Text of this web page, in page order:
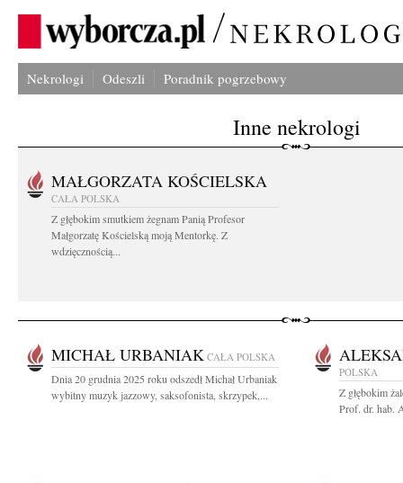
Nekrologi Odeszli Poradnik pogrzebowy
Inne nekrologi
MAŁGORZATA KOŚCIELSKA
CAŁA POLSKA
Z głębokim smutkiem żegnam Panią Profesor
Małgorzatę Kościelską moją Mentorkę. Z
wdzięcznością...
MICHAŁ URBANIAK CAŁA POLSKA
Dnia 20 grudnia 2025 roku odszedł Michał Urbaniak
wybitny muzyk jazzowy, saksofonista, skrzypek,...
POLSKA
Z głębokim
Prof. dr. hab.